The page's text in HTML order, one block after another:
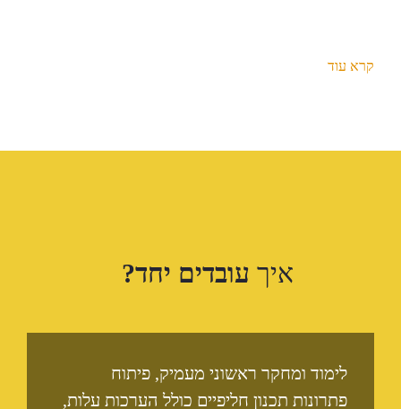
קרא עוד
איך עובדים יחד?
לימוד ומחקר ראשוני מעמיק, פיתוח
פתרונות תכנון חליפיים כולל הערכות עלות,